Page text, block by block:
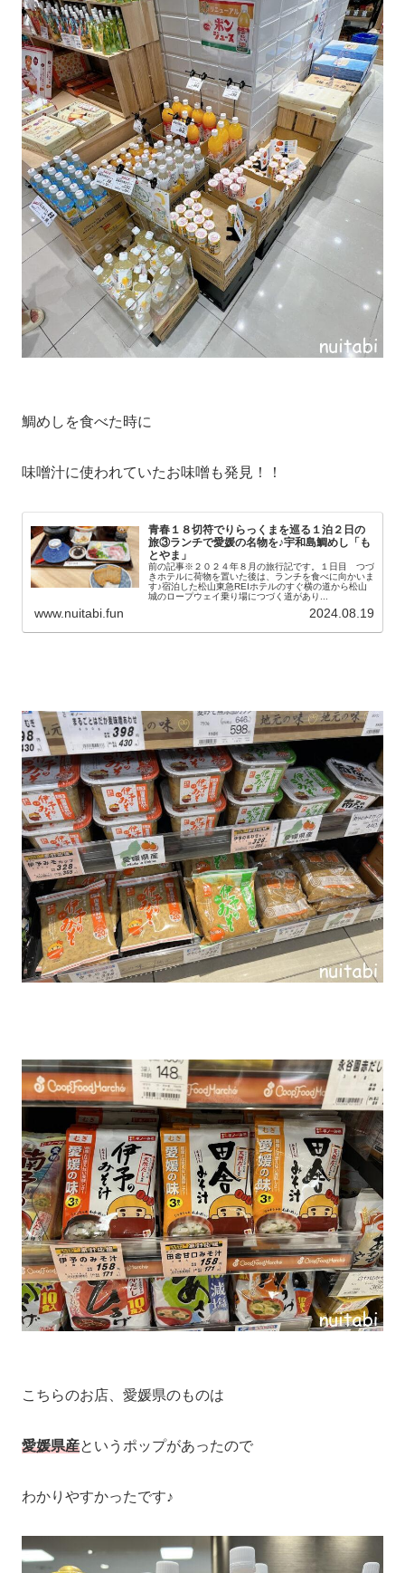
鯛めしを食べた時に
味噌汁に使われていたお味噌も発見！！
青春１８切符でりらっくまを巡る１泊２日の
旅③ランチで愛媛の名物を♪宇和島鯛めし「も
とやま」
前の記事※２０２４年８月の旅行記です。１日目 つづ
きホテルに荷物を置いた後は、ランチを食べに向かいま
す♪宿泊した松山東急REIホテルのすぐ横の道から松山
城のロープウェイ乗り場につづく道があり...
www.nuitabi.fun 2024.08.19
こちらのお店、愛媛県のものは
愛媛県産というポップがあったので
わかりやすかったです♪